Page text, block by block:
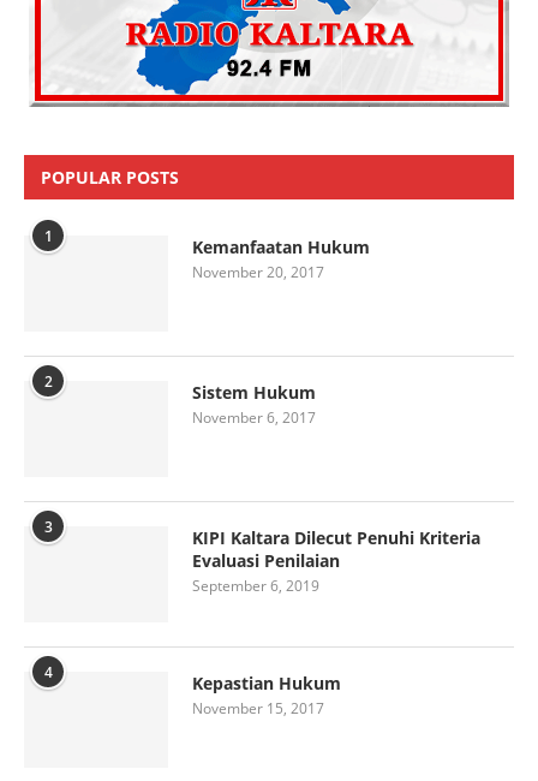
POPULAR POSTS
1 Kemanfaatan Hukum
November 20, 2017
2 Sistem Hukum
November 6, 2017
3
KIPI Kaltara Dilecut Penuhi Kriteria
Evaluasi Penilaian
September 6, 2019
4 Kepastian Hukum
November 15, 2017